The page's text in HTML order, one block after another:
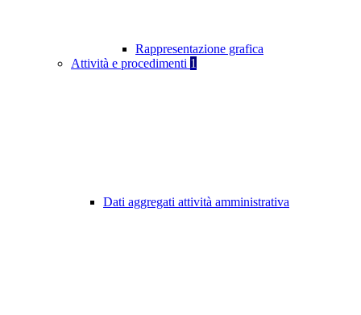
Rappresentazione grafica
Attività e procedimenti 1
Dati aggregati attività amministrativa